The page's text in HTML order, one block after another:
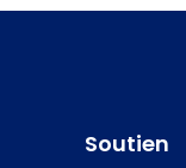
Soutien